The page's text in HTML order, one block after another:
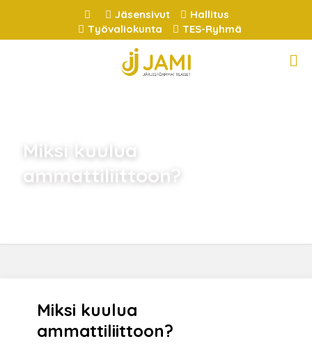
Jäsensivut
Hallitus
Työvaliokunta
TES-Ryhmä
Miksi kuulua
ammattiliittoon?
Miksi kuulua
ammattiliittoon?